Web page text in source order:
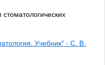
Учебник" - С. В.